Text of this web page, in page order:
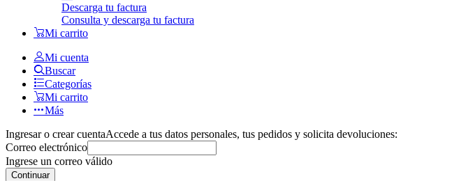
Descarga tu factura
Consulta y descarga tu factura
Mi carrito
Mi cuenta
Buscar
Categorías
Mi carrito
Más
Ingresar o crear cuentaAccede a tus datos personales, tus pedidos y solicita devoluciones:
Correo electrónico
Ingrese un correo válido
Continuar